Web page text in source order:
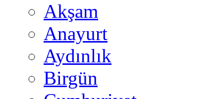
Akşam
Anayurt
Aydınlık
Birgün